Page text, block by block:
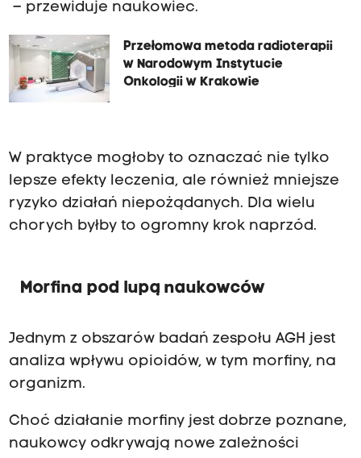
– przewiduje naukowiec.
Przełomowa metoda radioterapii
w Narodowym Instytucie
Onkologii w Krakowie
W praktyce mogłoby to oznaczać nie tylko
lepsze efekty leczenia, ale również mniejsze
ryzyko działań niepożądanych. Dla wielu
chorych byłby to ogromny krok naprzód.
Morfina pod lupą naukowców
Jednym z obszarów badań zespołu AGH jest
analiza wpływu opioidów, w tym morfiny, na
organizm.
Choć działanie morfiny jest dobrze poznane,
naukowcy odkrywają nowe zależności